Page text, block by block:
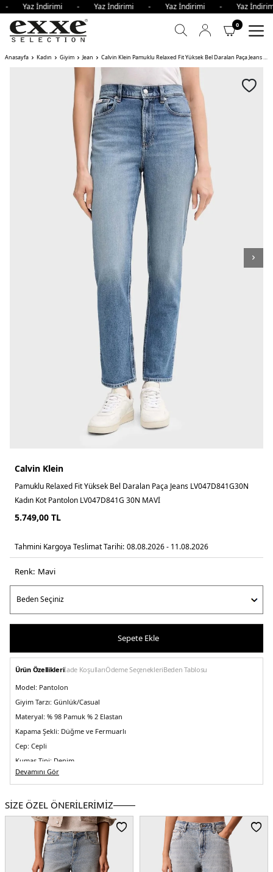
Yaz İndirimi - Yaz İndirimi - Yaz İndirimi - Yaz
0
Anasayfa Kadın Giyim Jean Calvin Klein Pamuklu Relaxed Fit Yüksek Bel Daralan Paça Jeans Kadın Kot Pantolon
Calvin Klein
Pamuklu Relaxed Fit Yüksek Bel Daralan Paça Jeans LV047D841G30N
Kadın Kot Pantolon LV047D841G 30N MAVİ
5.749,00 TL
Tahmini Kargoya Teslimat Tarihi: 08.08.2026 - 11.08.2026
Renk: mavi̇
Sepete Ekle
Ürün Özellikleriİade KoşullarıÖdeme SeçenekleriBeden Tablosu
Model: Pantolon
Giyim Tarzı: Günlük/Casual
Materyal: % 98 Pamuk % 2 Elastan
Kapama Şekli: Düğme ve Fermuarlı
Cep: Cepli
Kumaş Tipi: Denim
Bel:Yüksek Bel
Paça Tipi:
Daralan Paça
Kalıp Bilgisi:Relaxed Fit
Yaş Grubu:Yetişkin
Menşei: Bangladeş
5DE2LV047D841G30N.42
Devamını Gör
SİZE ÖZEL ÖNERİLERİMİZ